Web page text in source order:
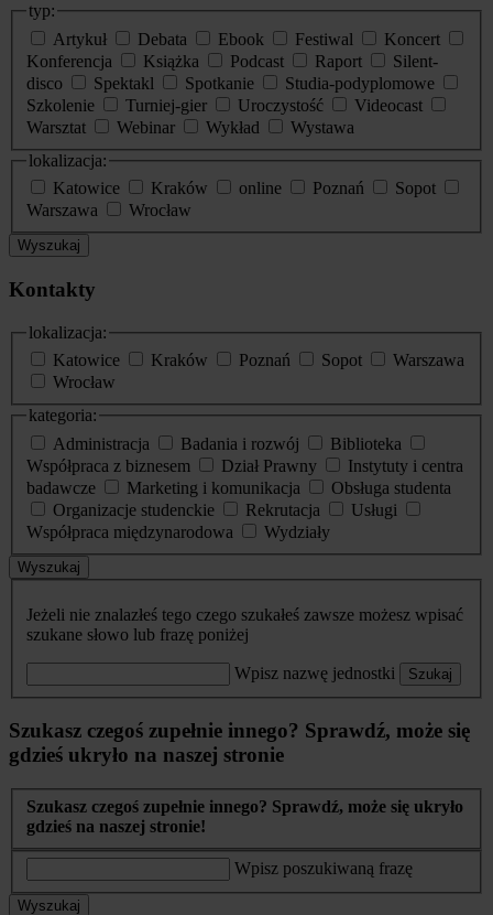
typ:
Artykuł
Debata Ebook Festiwal
Koncert
Konferencja
Książka Podcast Raport
Silent-
disco
Spektakl Spotkanie
Studia-podyplomowe
Szkolenie
Turniej-gier Uroczystość
Videocast
Warsztat
Webinar Wykład
Wystawa
lokalizacja:
Katowice
Kraków online Poznań
Sopot
Warszawa
Wrocław
Wyszukaj
Kontakty
lokalizacja:
Katowice
Kraków Poznań Sopot
Warszawa
Wrocław
kategoria:
Administracja
Badania i rozwój
Biblioteka
Współpraca z biznesem
Dział Prawny
Instytuty i centra
badawcze
Marketing i komunikacja
Obsługa studenta
Organizacje studenckie
Rekrutacja
Usługi
Współpraca międzynarodowa
Wydziały
Wyszukaj
Jeżeli nie znalazłeś tego czego szukałeś zawsze możesz wpisać
szukane słowo lub frazę poniżej
Wpisz nazwę jednostki Szukaj
Szukasz czegoś zupełnie innego? Sprawdź, może się
gdzieś ukryło na naszej stronie
Szukasz czegoś zupełnie innego? Sprawdź, może się ukryło
gdzieś na naszej stronie!
Wpisz poszukiwaną frazę
Wyszukaj